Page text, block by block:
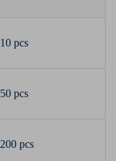
10 pcs
50 pcs
200 pcs